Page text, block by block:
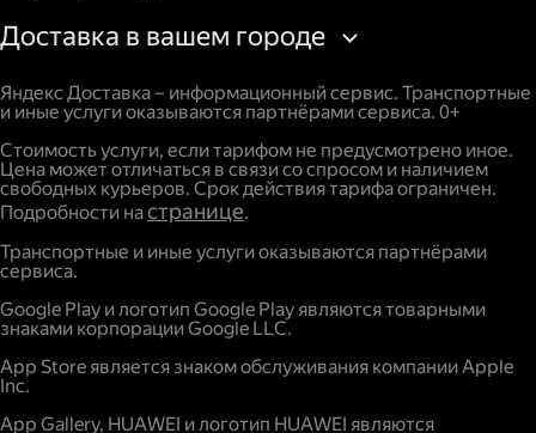
Доставка в вашем городе
Яндекс Доставка – информационный сервис. Транспортные
и иные услуги оказываются партнёрами сервиса. 0+
Стоимость услуги, если тарифом не предусмотрено иное.
Цена может отличаться в связи со спросом и наличием
свободных курьеров. Срок действия тарифа ограничен.
Подробности настранице.
Транспортные и иные услуги оказываются партнёрами
сервиса.
Google Play и логотип Google Play являются товарными
знаками корпорации Google LLC.
App Store является знаком обслуживания компании Apple
Inc.
App Gallery, HUAWEI и логотип HUAWEI являются